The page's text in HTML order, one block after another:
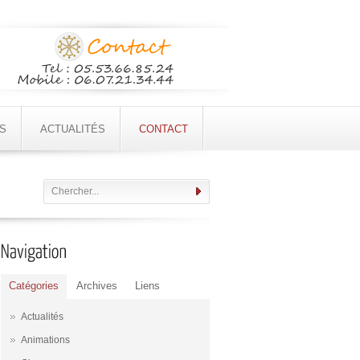
ACTUALITÉS CONTACT
Catégories Archives Liens
Actualités
Animations